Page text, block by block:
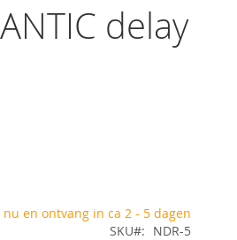
delay
nu en ontvang in ca 2 - 5 dagen
SKU
NDR-5